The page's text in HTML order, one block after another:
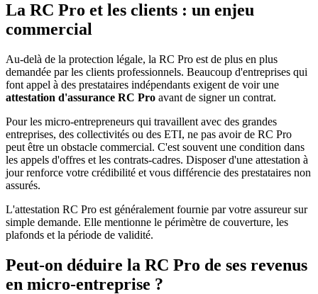
La RC Pro et les clients : un enjeu
commercial
Au-delà de la protection légale, la RC Pro est de plus en plus
demandée par les clients professionnels. Beaucoup d'entreprises qui
font appel à des prestataires indépendants exigent de voir une
attestation d'assurance RC Pro avant de signer un contrat.
Pour les micro-entrepreneurs qui travaillent avec des grandes
entreprises, des collectivités ou des ETI, ne pas avoir de RC Pro
peut être un obstacle commercial. C'est souvent une condition dans
les appels d'offres et les contrats-cadres. Disposer d'une attestation à
jour renforce votre crédibilité et vous différencie des prestataires non
assurés.
L'attestation RC Pro est généralement fournie par votre assureur sur
simple demande. Elle mentionne le périmètre de couverture, les
plafonds et la période de validité.
Peut-on déduire la RC Pro de ses revenus
en micro-entreprise ?